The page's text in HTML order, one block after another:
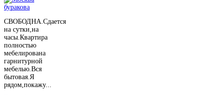
СВОБОДНА.Сдается
на сутки,на
часы.Квартира
полностью
мебелирована
гарнитурной
мебелью.Вся
бытовая.Я
рядом,покажу...